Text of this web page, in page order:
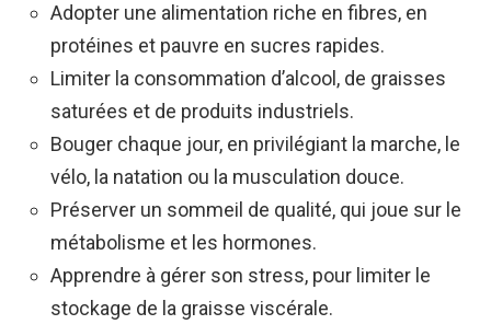
Adopter une alimentation riche en fibres, en
protéines et pauvre en sucres rapides.
Limiter la consommation d’alcool, de graisses
saturées et de produits industriels.
Bouger chaque jour, en privilégiant la marche, le
vélo, la natation ou la musculation douce.
Préserver un sommeil de qualité, qui joue sur le
métabolisme et les hormones.
Apprendre à gérer son stress, pour limiter le
stockage de la graisse viscérale.